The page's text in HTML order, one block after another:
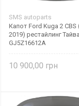
SMS autoparts
Капот Ford Kuga 2 CBS
2019) рестайлинг
GJ5Z16612A
10 900,00